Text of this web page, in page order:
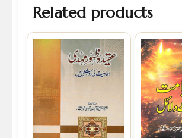
Related products